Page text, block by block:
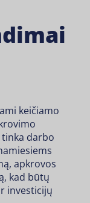
keičiamo
tinka darbo
apkrovos
kad būtų
investicijų